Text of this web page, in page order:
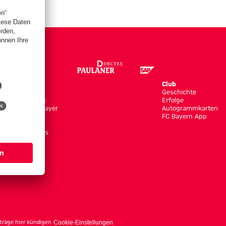
Bekleidung
Shop by Player
Accessoires
Club
Geschichte
Erfolge
Autogrammkarten
FC Bayern App
hier kündigen Cookie-Einstellungen